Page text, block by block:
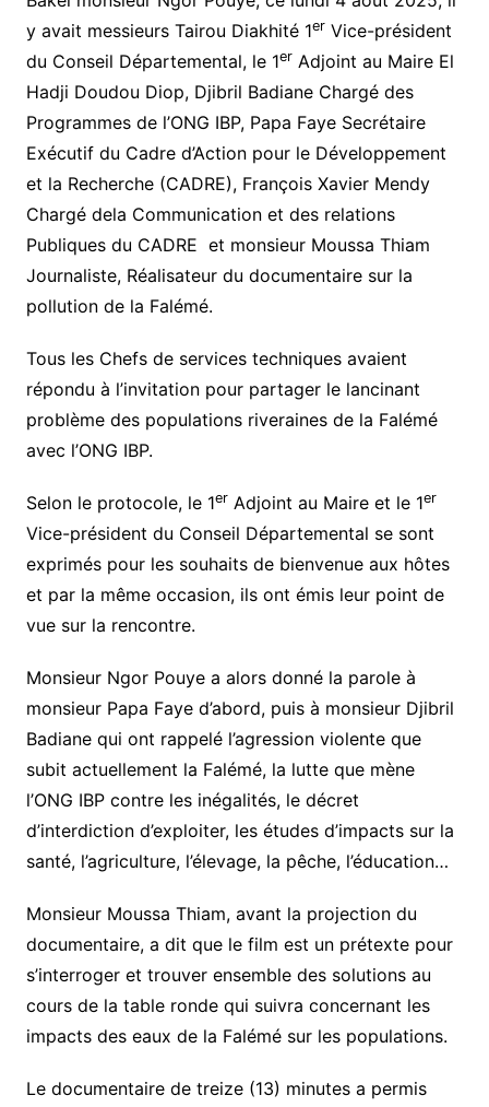
y avait messieurs Tairou Diakhité 1erVice-président
du Conseil Départemental, le 1erAdjoint au Maire El
Hadji Doudou Diop, Djibril Badiane Chargé des
Programmes de l’ONG IBP, Papa Faye Secrétaire
Exécutif du Cadre d’Action pour le Développement
et la Recherche (CADRE), François Xavier Mendy
Chargé dela Communication et des relations
Publiques du CADRE et monsieur Moussa Thiam
Journaliste, Réalisateur du documentaire sur la
pollution de la Falémé.
Tous les Chefs de services techniques avaient
répondu à l’invitation pour partager le lancinant
problème des populations riveraines de la Falémé
avec l’ONG IBP.
Selon le protocole, le 1erAdjoint au Maire et le 1er
Vice-président du Conseil Départemental se sont
exprimés pour les souhaits de bienvenue aux hôtes
et par la même occasion, ils ont émis leur point de
vue sur la rencontre.
Monsieur Ngor Pouye a alors donné la parole à
monsieur Papa Faye d’abord, puis à monsieur Djibril
Badiane qui ont rappelé l’agression violente que
subit actuellement la Falémé, la lutte que mène
l’ONG IBP contre les inégalités, le décret
d’interdiction d’exploiter, les études d’impacts sur la
santé, l’agriculture, l’élevage, la pêche, l’éducation…
Monsieur Moussa Thiam, avant la projection du
documentaire, a dit que le film est un prétexte pour
s’interroger et trouver ensemble des solutions au
cours de la table ronde qui suivra concernant les
impacts des eaux de la Falémé sur les populations.
Le documentaire de treize (13) minutes a permis